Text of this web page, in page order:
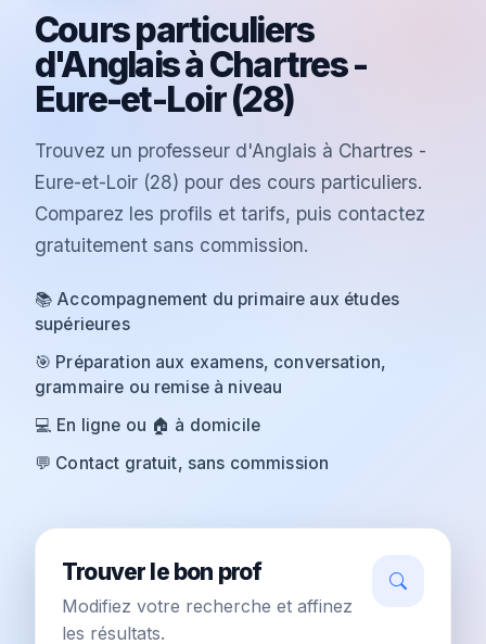
Cours particuliers
d'Anglais à Chartres -
Eure-et-Loir (28)
Trouvez un professeur d'Anglais à Chartres -
Eure-et-Loir (28) pour des cours particuliers.
Comparez les profils et tarifs, puis contactez
gratuitement sans commission.
📚 Accompagnement du primaire aux études
supérieures
🎯 Préparation aux examens, conversation,
grammaire ou remise à niveau
💻 En ligne ou 🏠 à domicile
💬 Contact gratuit, sans commission
Trouver le bon prof
Modifiez votre recherche et affinez
les résultats.